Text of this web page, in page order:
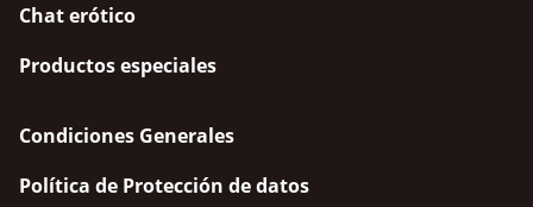
Chat erótico
Productos especiales
Condiciones Generales
Política de Protección de datos